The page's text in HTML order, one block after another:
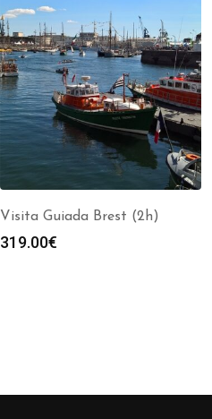
Visita Guiada Brest (2h)
319.00€